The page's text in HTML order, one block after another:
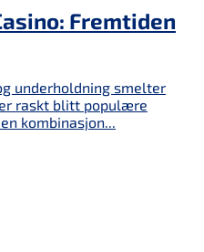
Fremtiden
underholdning smelter
raskt blitt populære
kombinasjon...